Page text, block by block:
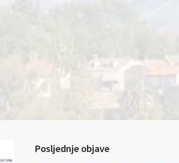
Posljednje objave